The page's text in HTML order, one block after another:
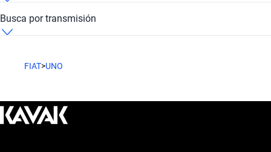
Fiat Uno Cuernavaca Kavak Forum Cuernavaca
Busca por transmisión
FIAT>UNO